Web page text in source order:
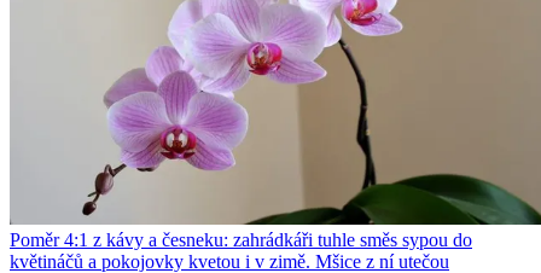
Poměr 4:1 z kávy a česneku: zahrádkáři tuhle směs sypou do
květináčů a pokojovky kvetou i v zimě. Mšice z ní utečou